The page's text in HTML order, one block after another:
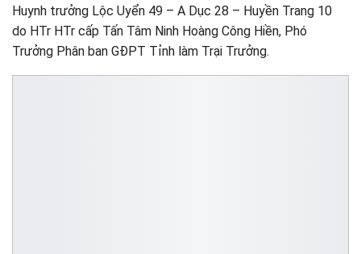
Huynh trưởng Lộc Uyển 49 – A Dục 28 – Huyền Trang 10
do HTr HTr cấp Tấn Tâm Ninh Hoàng Công Hiền, Phó
Trưởng Phân ban GĐPT Tỉnh làm Trại Trưởng.